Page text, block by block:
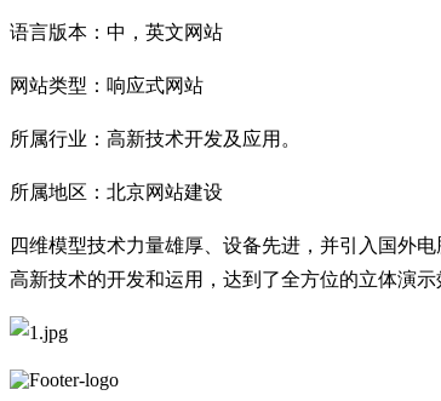
语言版本：中，英文网站
网站类型：响应式网站
所属行业：高新技术开发及应用。
所属地区：北京网站建设
四维模型技术力量雄厚、设备先进，并引入国外
高新技术的开发和运用，达到了全方位的立体演